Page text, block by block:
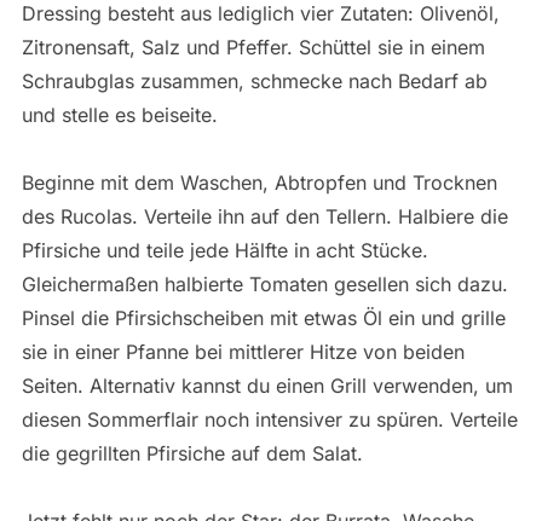
Dressing besteht aus lediglich vier Zutaten: Olivenöl,
Zitronensaft, Salz und Pfeffer. Schüttel sie in einem
Schraubglas zusammen, schmecke nach Bedarf ab
und stelle es beiseite.
Beginne mit dem Waschen, Abtropfen und Trocknen
des Rucolas. Verteile ihn auf den Tellern. Halbiere die
Pfirsiche und teile jede Hälfte in acht Stücke.
Gleichermaßen halbierte Tomaten gesellen sich dazu.
Pinsel die Pfirsichscheiben mit etwas Öl ein und grille
sie in einer Pfanne bei mittlerer Hitze von beiden
Seiten. Alternativ kannst du einen Grill verwenden, um
diesen Sommerflair noch intensiver zu spüren. Verteile
die gegrillten Pfirsiche auf dem Salat.